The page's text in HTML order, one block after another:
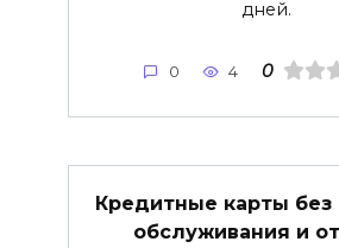
дней.
0 4 0
Кредитные карты без
обслуживания и